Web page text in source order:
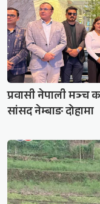
प्रवासी नेपाली मञ्च
सांसद नेम्बाङ दोहामा